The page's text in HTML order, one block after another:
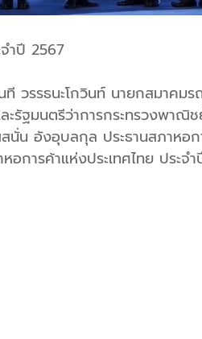
ำปี 2567
ธนะโกวินท์ นายกสมาคมรถ
ะรัฐมนตรีว่าการกระทรวงพ
อังอุบลกุล ประธานสภาหอก
อการค้าแห่งประเทศไทย ปร